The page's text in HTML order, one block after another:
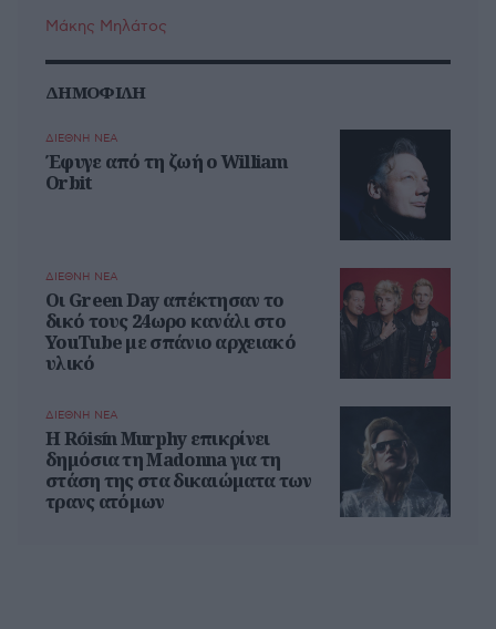
Μάκης Μηλάτος
ΔΗΜΟΦΙΛΗ
ΔΙΕΘΝΗ ΝΕΑ
Έφυγε από τη ζωή ο William
Orbit
ΔΙΕΘΝΗ ΝΕΑ
Οι Green Day απέκτησαν το
δικό τους 24ωρο κανάλι στο
YouTube με σπάνιο αρχειακό
υλικό
ΔΙΕΘΝΗ ΝΕΑ
Η Róisín Murphy επικρίνει
δημόσια τη Madonna για τη
στάση της στα δικαιώματα των
τρανς ατόμων